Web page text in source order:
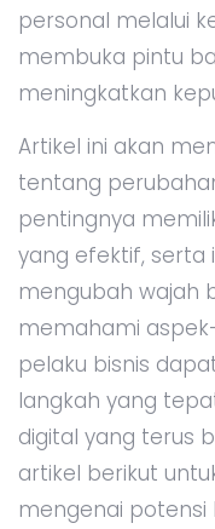
personal melalui
membuka pintu
meningkatkan
Artikel ini akan
tentang
pentingnya
yang efektif, serta
mengubah wajah
memahami
pelaku bisnis
langkah yang
digital yang terus
artikel berikut
mengenai